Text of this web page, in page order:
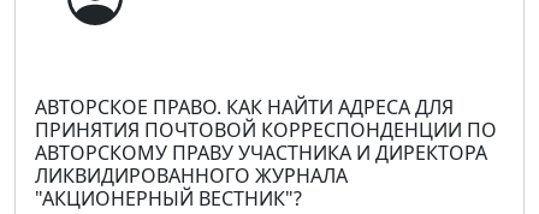
АВТОРСКОЕ ПРАВО. КАК НАЙТИ АДРЕСА ДЛЯ
ПРИНЯТИЯ ПОЧТОВОЙ КОРРЕСПОНДЕНЦИИ ПО
АВТОРСКОМУ ПРАВУ УЧАСТНИКА И ДИРЕКТОРА
ЛИКВИДИРОВАННОГО ЖУРНАЛА
"АКЦИОНЕРНЫЙ ВЕСТНИК"?